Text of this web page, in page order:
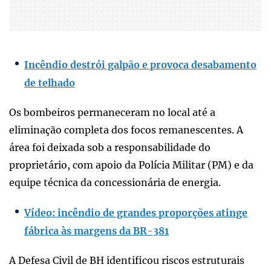
Incêndio destrói galpão e provoca desabamento
de telhado
Os bombeiros permaneceram no local até a
eliminação completa dos focos remanescentes. A
área foi deixada sob a responsabilidade do
proprietário, com apoio da Polícia Militar (PM) e da
equipe técnica da concessionária de energia.
Vídeo: incêndio de grandes proporções atinge
fábrica às margens da BR-381
A Defesa Civil de BH identificou riscos estruturais